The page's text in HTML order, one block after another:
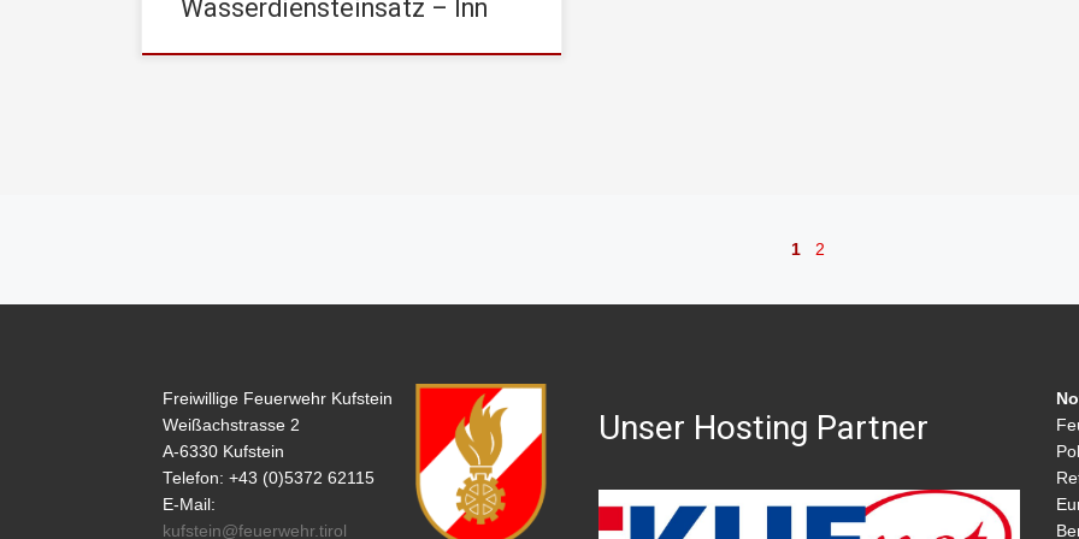
Wasserdiensteinsatz – Inn
1 2
Freiwillige Feuerwehr Kufstein
Weißachstrasse 2
A-6330 Kufstein
Telefon: +43 (0)5372 62115
E-Mail:
kufstein@feuerwehr.tirol
Unser Hosting Partner